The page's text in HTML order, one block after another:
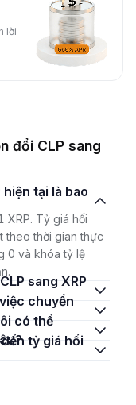
lời
đổi CLP sang
XRP. Tỷ giá hối
theo thời gian thực
0 và khóa tỷ lệ